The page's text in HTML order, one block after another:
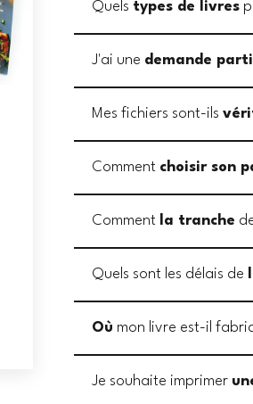
Quels types de livres
J'ai une demande
Mes fichiers sont-ils
Comment choisir son
Comment la tranche
Quels sont les délais de
Où mon livre est-il
Je souhaite imprimer